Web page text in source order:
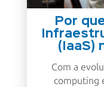
Por
(IaaS)
Com a
computing